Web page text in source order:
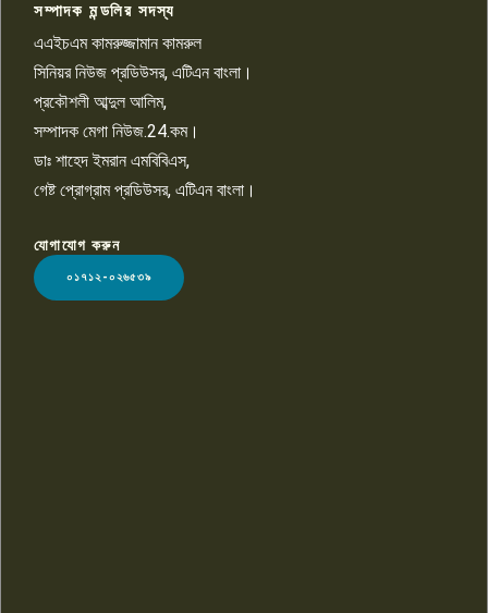
১০
LOGO
সম্পাদক মন্ডলির সদস্য
এএইচএম কামরুজ্জামান কামরুল
সিনিয়র নিউজ প্রডিউসর, এটিএন বাংলা।
প্রকৌশলী আব্দুল আলিম,
সম্পাদক মেগা নিউজ.24.কম।
ডাঃ শাহেদ ইমরান এমবিবিএস,
গেষ্ট প্রোগ্রাম প্রডিউসর, এটিএন বাংলা।
যোগাযোগ করুন
০১৭১২-০২৬৫৩৯